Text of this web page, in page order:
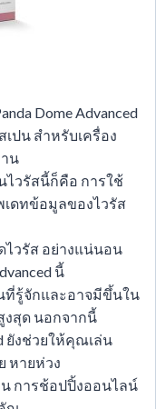
Dome Advanced
ปน สำหรับเครื่อง
น
วรัสนี้ก็คือ การใช้
ดทข้อมูลของไวรัส
วรัส อย่างแน่นอน
นี้
ที่รู้จักและอาจมีขึ้นใน
สุด นอกจากนี้
ยังช่วยให้คุณเล่น
หายห่วง
น การช้อปปิ้งออนไลน์